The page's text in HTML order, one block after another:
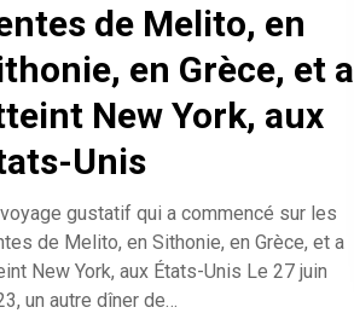
de Melito, en
en Grèce, et a
New York, aux
Unis
gustatif qui a commencé sur les
de Melito, en Sithonie, en Grèce, et a
New York, aux États-Unis Le 27 juin
un autre dîner de…